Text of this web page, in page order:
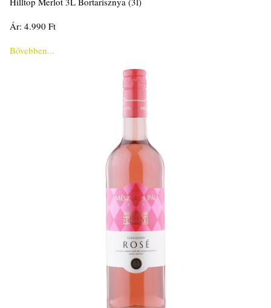
Ár: 4.990 Ft
Bővebben...